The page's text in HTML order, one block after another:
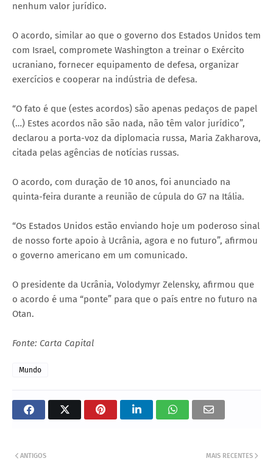
nenhum valor jurídico.
O acordo, similar ao que o governo dos Estados Unidos tem
com Israel, compromete Washington a treinar o Exército
ucraniano, fornecer equipamento de defesa, organizar
exercícios e cooperar na indústria de defesa.
“O fato é que (estes acordos) são apenas pedaços de papel
(…) Estes acordos não são nada, não têm valor jurídico”,
declarou a porta-voz da diplomacia russa, Maria Zakharova,
citada pelas agências de notícias russas.
O acordo, com duração de 10 anos, foi anunciado na
quinta-feira durante a reunião de cúpula do G7 na Itália.
“Os Estados Unidos estão enviando hoje um poderoso sinal
de nosso forte apoio à Ucrânia, agora e no futuro”, afirmou
o governo americano em um comunicado.
O presidente da Ucrânia, Volodymyr Zelensky, afirmou que
o acordo é uma “ponte” para que o país entre no futuro na
Otan.
Fonte: Carta Capital
Mundo
MAIS RECENTES
ANTIGOS